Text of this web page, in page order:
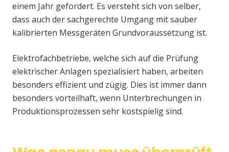
einem Jahr gefordert. Es versteht sich von selber,
dass auch der sachgerechte Umgang mit sauber
kalibrierten Messgeräten Grundvoraussetzung ist.
Elektrofachbetriebe, welche sich auf die Prüfung
elektrischer Anlagen spezialisiert haben, arbeiten
besonders effizient und zügig. Dies ist immer dann
besonders vorteilhaft, wenn Unterbrechungen in
Produktionsprozessen sehr kostspielig sind.